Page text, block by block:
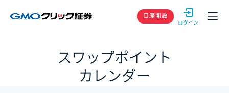
GMOクリック
口座開設
スワップポイント
カレンダー